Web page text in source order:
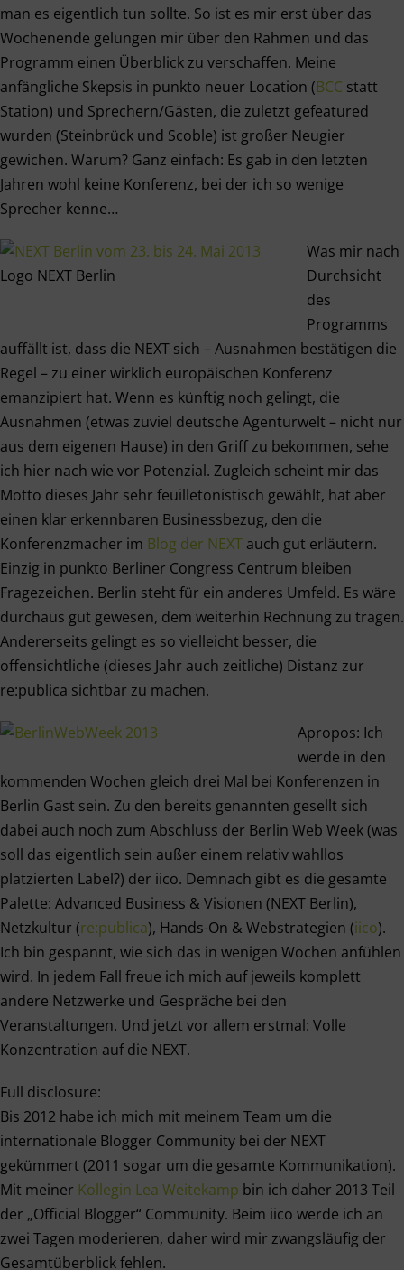
man es eigentlich tun sollte. So ist es mir erst über das
Wochenende gelungen mir über den Rahmen und das
Programm einen Überblick zu verschaffen. Meine
anfängliche Skepsis in punkto neuer Location (BCC statt
Station) und Sprechern/Gästen, die zuletzt gefeatured
wurden (Steinbrück und Scoble) ist großer Neugier
gewichen. Warum? Ganz einfach: Es gab in den letzten
Jahren wohl keine Konferenz, bei der ich so wenige
Sprecher kenne…
Logo NEXT Berlin
Was mir nach
Durchsicht
des
Programms
auffällt ist, dass die NEXT sich – Ausnahmen bestätigen die
Regel – zu einer wirklich europäischen Konferenz
emanzipiert hat. Wenn es künftig noch gelingt, die
Ausnahmen (etwas zuviel deutsche Agenturwelt – nicht nur
aus dem eigenen Hause) in den Griff zu bekommen, sehe
ich hier nach wie vor Potenzial. Zugleich scheint mir das
Motto dieses Jahr sehr feuilletonistisch gewählt, hat aber
einen klar erkennbaren Businessbezug, den die
Konferenzmacher im Blog der NEXT auch gut erläutern.
Einzig in punkto Berliner Congress Centrum bleiben
Fragezeichen. Berlin steht für ein anderes Umfeld. Es wäre
durchaus gut gewesen, dem weiterhin Rechnung zu tragen.
Andererseits gelingt es so vielleicht besser, die
offensichtliche (dieses Jahr auch zeitliche) Distanz zur
re:publica sichtbar zu machen.
Apropos: Ich
werde in den
kommenden Wochen gleich drei Mal bei Konferenzen in
Berlin Gast sein. Zu den bereits genannten gesellt sich
dabei auch noch zum Abschluss der Berlin Web Week (was
soll das eigentlich sein außer einem relativ wahllos
platzierten Label?) der iico. Demnach gibt es die gesamte
Palette: Advanced Business & Visionen (NEXT Berlin),
Netzkultur (re:publica), Hands-On & Webstrategien (iico).
Ich bin gespannt, wie sich das in wenigen Wochen anfühlen
wird. In jedem Fall freue ich mich auf jeweils komplett
andere Netzwerke und Gespräche bei den
Veranstaltungen. Und jetzt vor allem erstmal: Volle
Konzentration auf die NEXT.
Full disclosure:
Bis 2012 habe ich mich mit meinem Team um die
internationale Blogger Community bei der NEXT
gekümmert (2011 sogar um die gesamte Kommunikation).
Mit meiner Kollegin Lea Weitekamp bin ich daher 2013 Teil
der „Official Blogger“ Community. Beim iico werde ich an
zwei Tagen moderieren, daher wird mir zwangsläufig der
Gesamtüberblick fehlen.